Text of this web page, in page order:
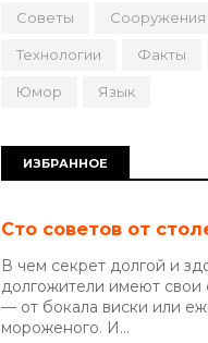
Советы Сооружения
Технологии Факты
Юмор Язык
ИЗБРАННОЕ
Сто советов от
В чем секрет долгой и
долгожители имеют
— от бокала виски или
мороженого. И...